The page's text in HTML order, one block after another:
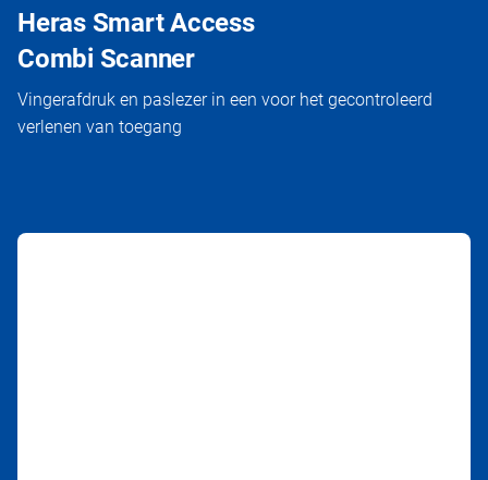
Heras Smart Access
Combi Scanner
Vingerafdruk en paslezer in een voor het gecontroleerd
verlenen van toegang